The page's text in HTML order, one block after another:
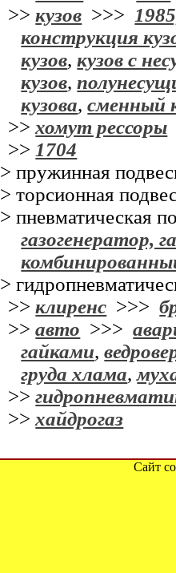
>>кузов >>>
конструкция
кузов,кузов с
кузов,
кузова,сменный
>>хомут рессоры
>> 1704
> пружинная
> торсионная
> пневматическая
газогенератор,
>
>>клиренс >>>
>>авто >>>
гайками,
груда хлама,
>>
>>хайдрогаз
Сайт